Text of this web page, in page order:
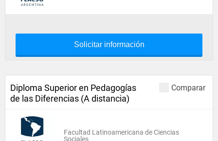
Solicitar información
Comparar
Diploma Superior en Pedagogías
de las Diferencias (A distancia)
Facultad Latinoamericana de Ciencias
Sociales